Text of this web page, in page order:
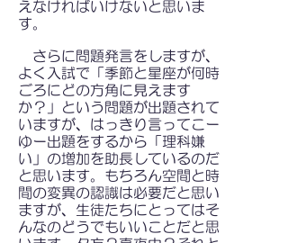
えなければいけないと思いま
す。
さらに問題発言をしますが、
よく入試で「季節と星座が何時
ごろにどの方角に見えます
か？」という問題が出題されて
いますが、はっきり言ってこー
ゆー出題をするから「理科嫌
い」の増加を助長しているのだ
と思います。もちろん空間と時
間の変異の認識は必要だと思い
ますが、生徒たちにとってはそ
んなのどうでもいいことだと思